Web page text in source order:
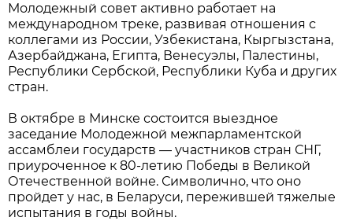
Молодежный совет активно работает на
международном треке, развивая отношения с
коллегами из России, Узбекистана, Кыргызстана,
Азербайджана, Египта, Венесуэлы, Палестины,
Республики Сербской, Республики Куба и других
стран.
В октябре в Минске состоится выездное
заседание Молодежной межпарламентской
ассамблеи государств — участников стран СНГ,
приуроченное к 80-летию Победы в Великой
Отечественной войне. Символично, что оно
пройдет у нас, в Беларуси, пережившей тяжелые
испытания в годы войны.